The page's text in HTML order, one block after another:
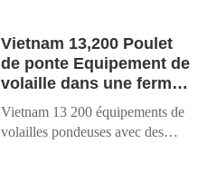
Vietnam 13,200 Poulet
de ponte Equipement de
volaille dans une ferme
de poulets, trémie
automatique et cage à
poulets pour la vente
Vietnam 13 200 équipements de
volailles pondeuses avec des